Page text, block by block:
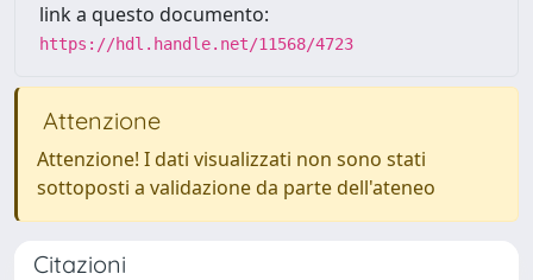
link a questo documento:
https://hdl.handle.net/11568/4723
Attenzione
Attenzione! I dati visualizzati non sono stati
sottoposti a validazione da parte dell'ateneo
Citazioni